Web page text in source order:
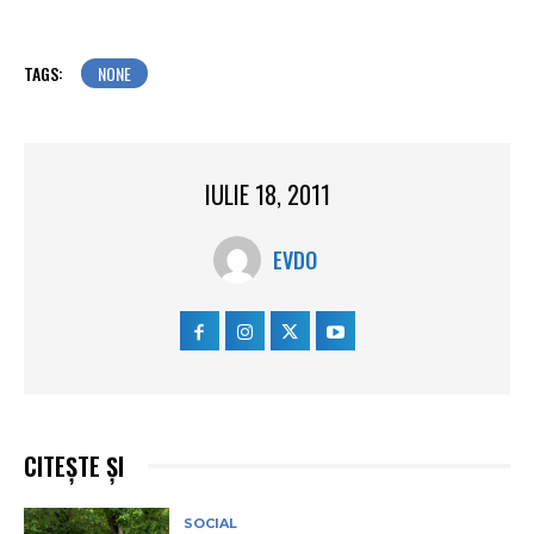
TAGS: NONE
IULIE 18, 2011
EVDO
CITEȘTE ȘI
SOCIAL